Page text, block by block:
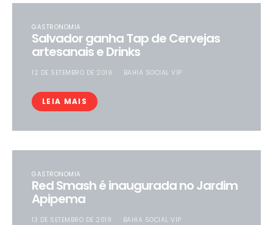
GASTRONOMIA
Salvador ganha Tap de Cervejas
artesanais e Drinks
12 DE SETEMBRO DE 2019 BAHIA SOCIAL VIP
LEIA MAIS
GASTRONOMIA
Red Smash é inaugurada no Jardim
Apipema
13 DE SETEMBRO DE 2019 BAHIA SOCIAL VIP